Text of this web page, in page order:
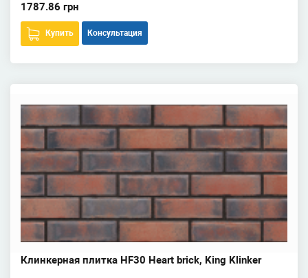
1787.86 грн
Купить Консультация
Клинкерная плитка HF30 Heart brick, King Klinker